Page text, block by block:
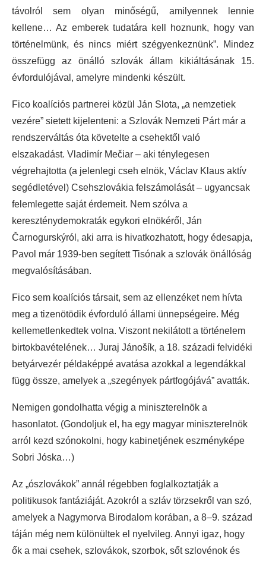
távolról sem olyan minőségű, amilyennek lennie
kellene… Az emberek tudatára kell hoznunk, hogy van
történelmünk, és nincs miért szégyenkeznünk”. Mindez
összefügg az önálló szlovák állam kikiáltásának 15.
évfordulójával, amelyre mindenki készült.
Fico koalíciós partnerei közül Ján Slota, „a nemzetiek
vezére” sietett kijelenteni: a Szlovák Nemzeti Párt már a
rendszerváltás óta követelte a csehektől való
elszakadást. Vladimír Mečiar – aki ténylegesen
végrehajtotta (a jelenlegi cseh elnök, Václav Klaus aktív
segédletével) Csehszlovákia felszámolását – ugyancsak
felemlegette saját érdemeit. Nem szólva a
kereszténydemokraták egykori elnökéről, Ján
Čarnogurskýról, aki arra is hivatkozhatott, hogy édesapja,
Pavol már 1939-ben segített Tisónak a szlovák önállóság
megvalósításában.
Fico sem koalíciós társait, sem az ellenzéket nem hívta
meg a tizenötödik évforduló állami ünnepségeire. Még
kellemetlenkedtek volna. Viszont nekilátott a történelem
birtokbavételének… Juraj Jánošík, a 18. századi felvidéki
betyárvezér példaképpé avatása azokkal a legendákkal
függ össze, amelyek a „szegények pártfogójává” avatták.
Nemigen gondolhatta végig a miniszterelnök a
hasonlatot. (Gondoljuk el, ha egy magyar miniszterelnök
arról kezd szónokolni, hogy kabinetjének eszményképe
Sobri Jóska…)
Az „ószlovákok” annál régebben foglalkoztatják a
politikusok fantáziáját. Azokról a szláv törzsekről van szó,
amelyek a Nagymorva Birodalom korában, a 8–9. század
táján még nem különültek el nyelvileg. Annyi igaz, hogy
ők a mai csehek, szlovákok, szorbok, sőt szlovénok és